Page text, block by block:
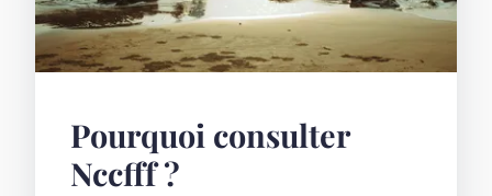
Pourquoi consulter
Nccfff ?